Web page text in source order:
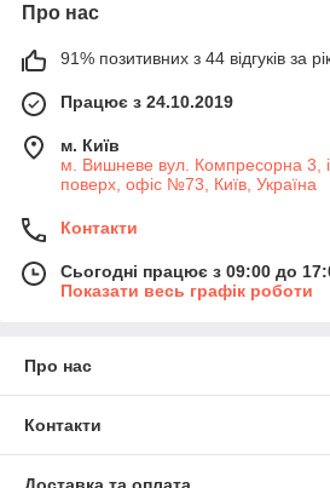
Про нас
91% позитивних з 44 відгуків за
Працює з 24.10.2019
м. Київ
м. Вишневе вул. Компресорна 3,
поверх, офіс №73, Київ, Україна
Контакти
Сьогодні працює з 09:00 до
Показати весь графік роботи
Про нас
Контакти
Доставка та оплата